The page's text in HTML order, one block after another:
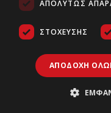
ΑΠΟΛΎΤΩΣ
ΣΤΌΧΕΥΣΗΣ
ΑΠΟΔΟΧΉ